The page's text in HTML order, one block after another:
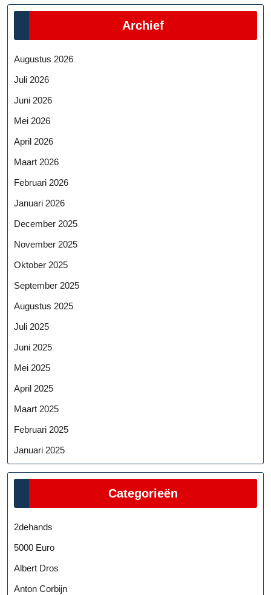
Archief
Augustus 2026
Juli 2026
Juni 2026
Mei 2026
April 2026
Maart 2026
Februari 2026
Januari 2026
December 2025
November 2025
Oktober 2025
September 2025
Augustus 2025
Juli 2025
Juni 2025
Mei 2025
April 2025
Maart 2025
Februari 2025
Januari 2025
Categorieën
2dehands
5000 Euro
Albert Dros
Anton Corbijn